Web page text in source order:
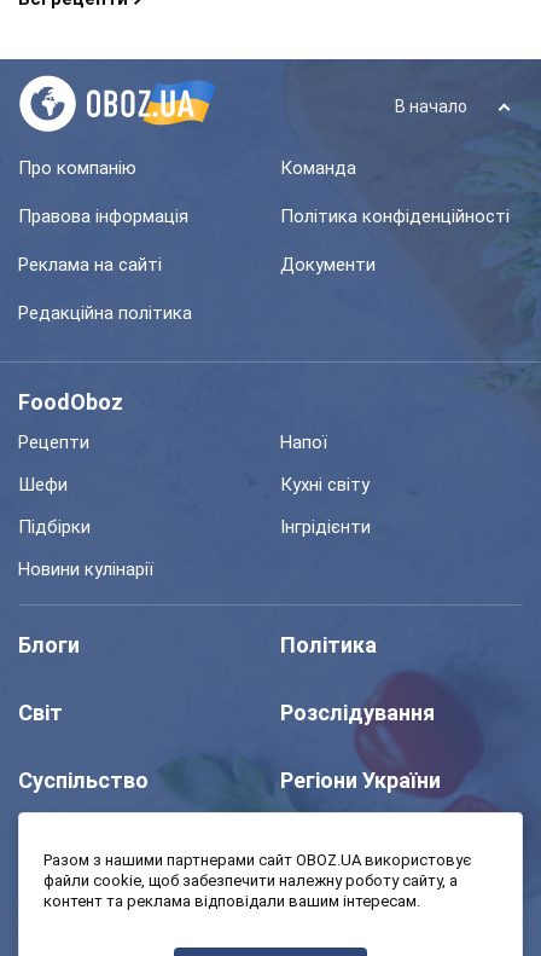
В начало
Про компанію Команда
Правова інформація Політика конфіденційності
Реклама на сайті Документи
Редакційна політика
FoodOboz
Рецепти
Напої
Шефи
Кухні світу
Підбірки
Інгрідієнти
Новини кулінарії
Блоги Політика
Світ Розслідування
Суспільство Регіони України
Моя школа Авто
Разом з нашими партнерами сайт OBOZ.UA використовує
файли cookie, щоб забезпечити належну роботу сайту, а
контент та реклама відповідали вашим інтересам.